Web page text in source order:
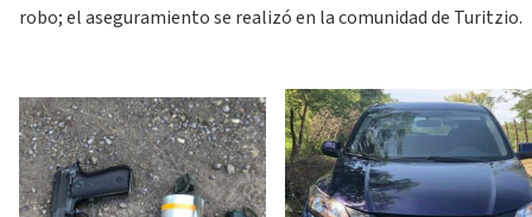
robo; el aseguramiento se realizó en la comunidad de Turitzio.